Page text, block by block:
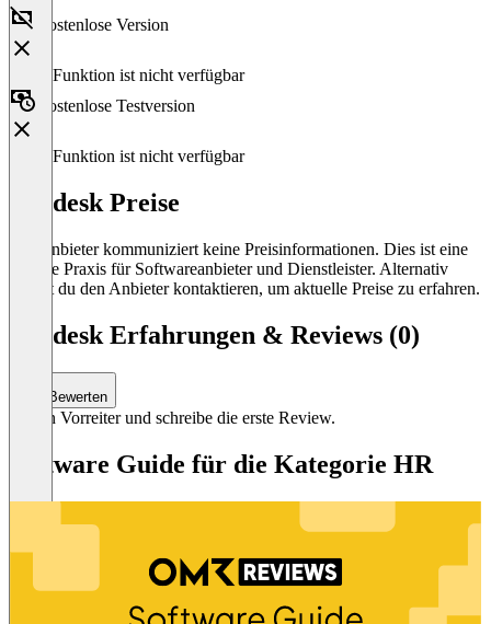
Kostenlose Version
Diese Funktion ist nicht verfügbar
Kostenlose Testversion
Diese Funktion ist nicht verfügbar
Bendesk Preise
Der Anbieter kommuniziert keine Preisinformationen. Dies ist eine
übliche Praxis für Softwareanbieter und Dienstleister. Alternativ
kannst du den Anbieter kontaktieren, um aktuelle Preise zu erfahren.
Bendesk Erfahrungen & Reviews (0)
Bewerten
Sei ein Vorreiter und schreibe die erste Review.
Software Guide für die Kategorie HR